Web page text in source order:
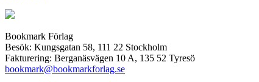
Bookmark Förlag
Besök: Kungsgatan 58, 111 22 Stockholm
Fakturering: Berganäsvägen 10 A, 135 52 Tyresö
bookmark@bookmarkforlag.se